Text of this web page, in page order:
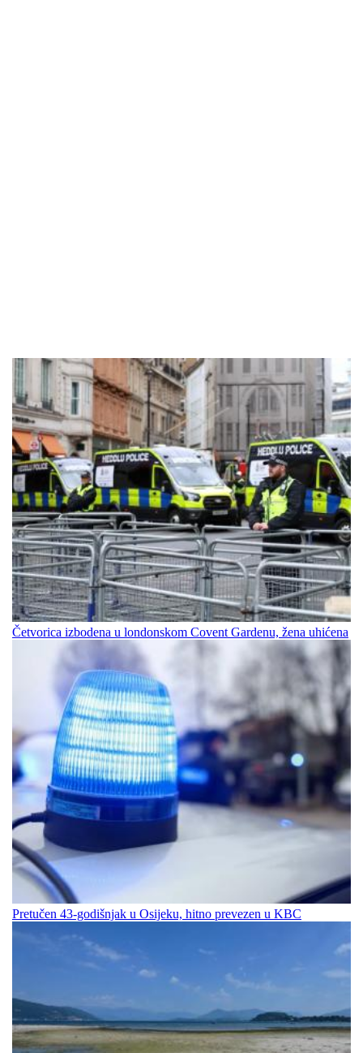
Četvorica izbodena u londonskom Covent Gardenu, žena uhićena
Pretučen 43-godišnjak u Osijeku, hitno prevezen u KBC